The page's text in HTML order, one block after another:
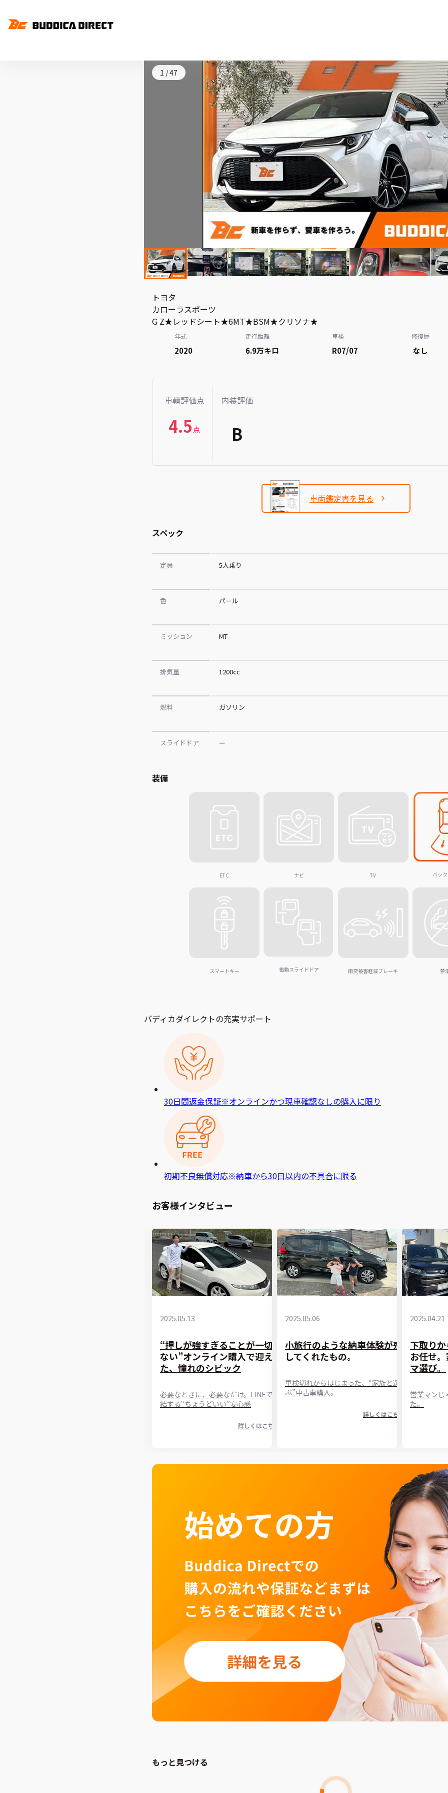
1 /47
トヨタ
カローラスポーツ
G Z★レッドシート★6MT★BSM★クリソナ★
年式
2020
走行距離
6.9万キロ
車検
R07/07
修復歴
なし
車輌評価点
4.5点
内装評価
B
車両鑑定書を見る
スペック
定員 5人乗り
色 パール
ミッション MT
排気量 1200cc
燃料 ガソリン
スライドドア ー
装備
ETC ナビ TV バッ
スマートキー 電動スライドドア 衝突被害軽減ブレーキ 禁
バディカダイレクトの充実サポート
30日間返金保証※オンラインかつ現車確認なしの購入に限り
初期不良無償対応※納車から30日以内の不具合に限る
お客様インタビュー
2025.05.13
“押しが強すぎることが一切
ない”オンライン購入で迎え
た、憧れのシビック
必要なときに、必要なだけ。LINEで完
結する“ちょうどいい”安心感
詳しくはこちら
2025.05.06
小旅行のような納車体験が残
してくれたもの。
車検切れからはじまった、“家族と選
ぶ”中古車購入。
詳しくはこちら
2025.04.21
下取り
お任せ
マ選び。
営業マンじ
た。
もっと見つける